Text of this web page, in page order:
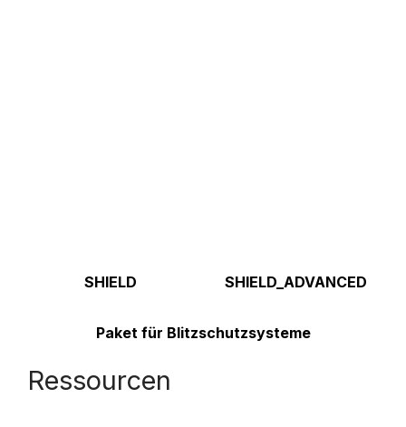
SHIELD SHIELD_ADVANCED
Paket für Blitzschutzsysteme
Ressourcen